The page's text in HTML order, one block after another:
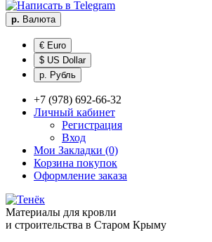
р. Валюта
€ Euro
$ US Dollar
р. Рубль
+7 (978) 692-66-32
Личный кабинет
Регистрация
Вход
Мои Закладки (0)
Корзина покупок
Оформление заказа
Материалы для кровли
и строительства в Старом Крыму